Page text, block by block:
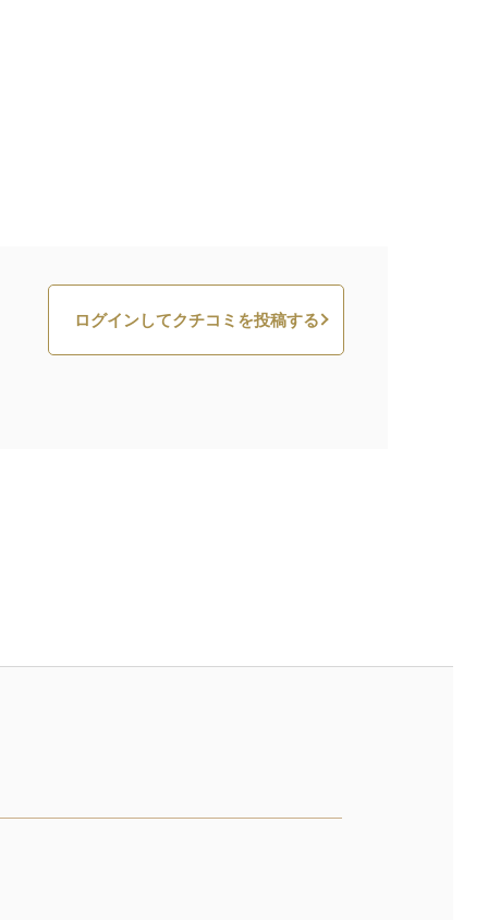
ログインしてクチコミを投稿する